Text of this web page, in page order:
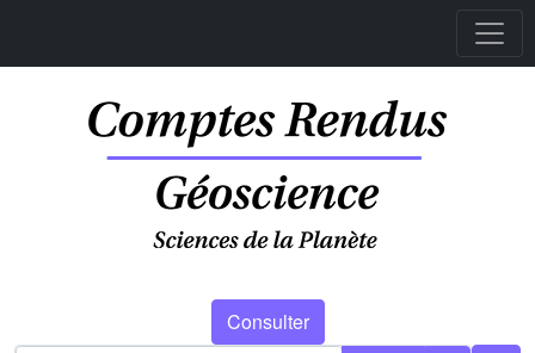
Consulter